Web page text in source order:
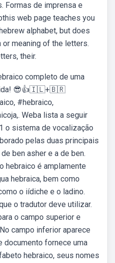
Formas de imprensa e
web page teaches you
alphabet, but does
meaning of the letters.
their.
completo de uma
😎👍🇮🇱+🇧🇷
#hebraico,
Weba lista a seguir
o sistema de vocalização
pelas duas principais
ben asher e a de ben.
hebraico é amplamente
hebraica, bem como
o iídiche e o ladino.
o tradutor deve utilizar.
o campo superior e
campo inferior aparece
documento fornece uma
hebraico, seus nomes